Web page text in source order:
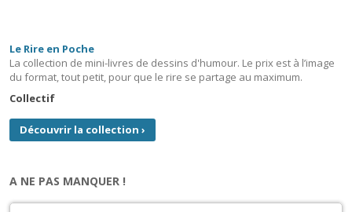
Le Rire en Poche
La collection de mini-livres de dessins d'humour. Le prix est à l’image
du format, tout petit, pour que le rire se partage au maximum.
Collectif
Découvrir la collection ›
A NE PAS MANQUER !